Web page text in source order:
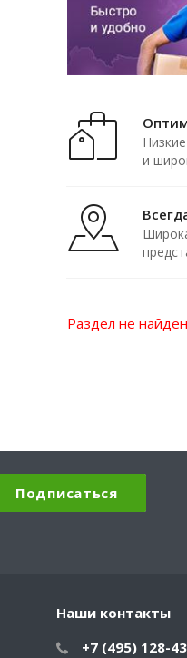
и
Раздел не
Наши контакты
+7 (495) 128-